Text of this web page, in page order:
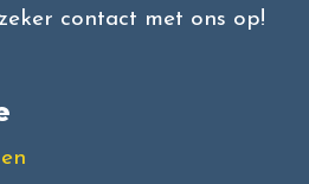
contact met ons op!